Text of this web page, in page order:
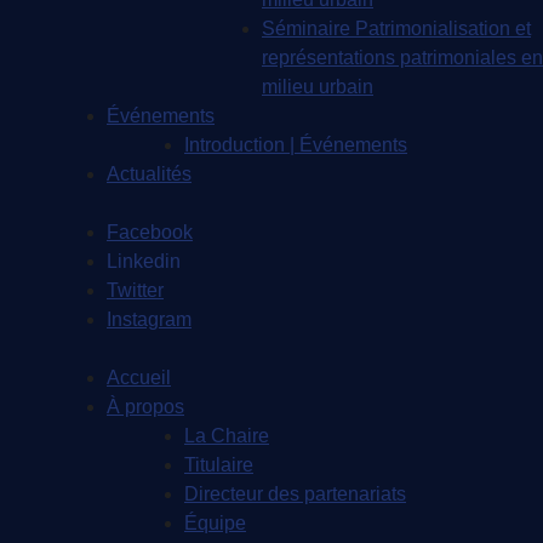
Séminaire Patrimonialisation et
représentations patrimoniales en
milieu urbain
Événements
Introduction | Événements
Actualités
Facebook
Linkedin
Twitter
Instagram
Accueil
À propos
La Chaire
Titulaire
Directeur des partenariats
Équipe